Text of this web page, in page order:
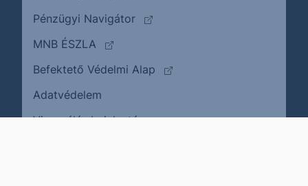
Pénzügyi Navigátor
(külső oldalra ugrik)
MNB ÉSZLA
(külső oldalra ugrik)
Befektető Védelmi Alap
(külső oldalra ugrik)
Adatvédelem
Visszaélés bejelentése(külső oldalra ugrik)